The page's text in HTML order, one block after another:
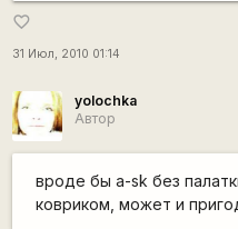
favorite_border
31 Июл, 2010 01:14
yolochka
Автор
вроде бы a-sk без
ковриком, может и